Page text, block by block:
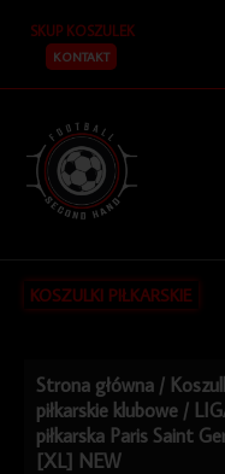
treści
SKUP KOSZULEK
KONTAKT
KOSZULKI PIŁKARSKIE
Strona główna /
piłkarskie klubowe /
piłkarska Paris Saint
[XL] NEW